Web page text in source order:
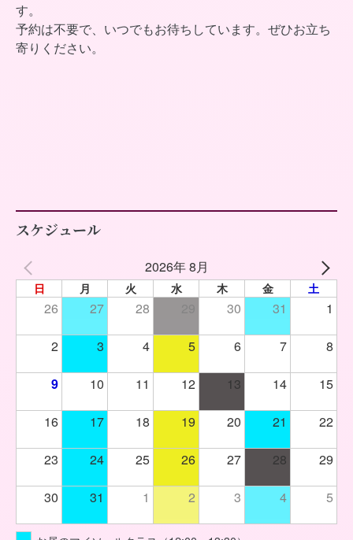
す。
予約は不要で、いつでもお待ちしています。ぜひお立ち
寄りください。
スケジュール
2026年 8月
日 月 火 水 木 金 土
26 27 28 30 31 1
2 3 4 5 6 7 8
9 10 11 12 13 14 15
16 17 18 19 20 21 22
23 24 25 26 27 28 29
30 31 1 2 3 4 5